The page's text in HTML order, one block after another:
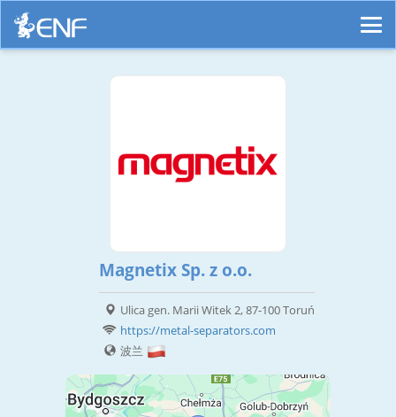
Magnetix Sp. z o.o.
Ulica gen. Marii Witek 2, 87-100 Toruń
https://metal-separators.com
波兰